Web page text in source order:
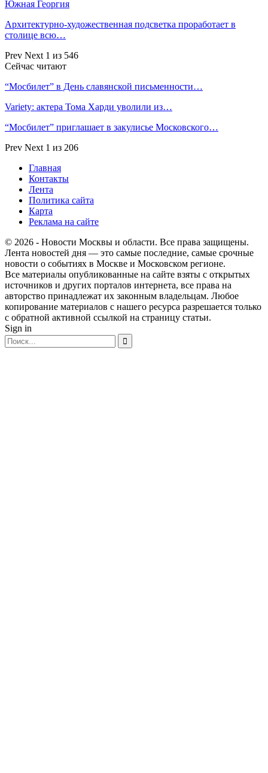
Южная Георгия
Архитектурно-художественная подсветка проработает в
столице всю…
Prev Next 1 из 546
Сейчас читают
“Мосбилет” в День славянской письменности…
Variety: актера Тома Харди уволили из…
“Мосбилет” приглашает в закулисье Московского…
Prev Next 1 из 206
Главная
Контакты
Лента
Политика сайта
Карта
Реклама на сайте
© 2026 - Новости Москвы и области. Все права защищены.
Лента новостей дня — это самые последние, самые срочные
новости о событиях в Москве и Московском регионе.
Все материалы опубликованные на сайте взяты с открытых
источников и других порталов интернета, все права на
авторство принадлежат их законным владельцам. Любое
копирование материалов с нашего ресурса разрешается только
с обратной активной ссылкой на страницу статьи.
Sign in